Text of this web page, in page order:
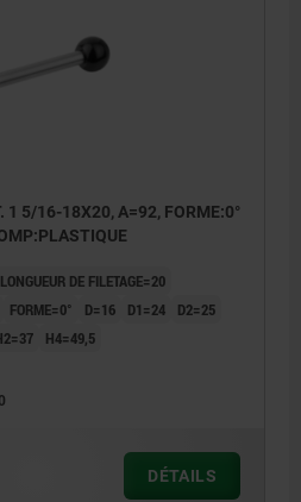
1 5/16-18X20, A=92, FORME:0°
LONGUEUR DE FILETAGE=20
FORME=0° D=16 D1=24
D2=25
H4=49,5
DÉTAILS